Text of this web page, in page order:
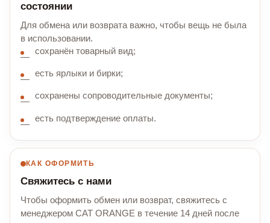
состоянии
Для обмена или возврата важно, чтобы вещь не была
в использовании.
сохранён товарный вид;
есть ярлыки и бирки;
сохранены сопроводительные документы;
есть подтверждение оплаты.
КАК ОФОРМИТЬ
Свяжитесь с нами
Чтобы оформить обмен или возврат, свяжитесь с
менеджером CAT ORANGE в течение 14 дней после